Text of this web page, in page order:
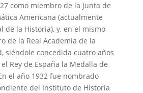
como miembro de la Junta de
Americana (actualmente
de la Historia), y, en el mismo
de la Real Academia de la
siéndole concedida cuatro años
Rey de España la Medalla de
el año 1932 fue nombrado
del Instituto de Historia